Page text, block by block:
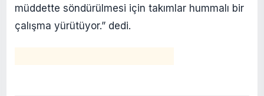
müddette söndürülmesi için takımlar hummalı bir
çalışma yürütüyor.” dedi.